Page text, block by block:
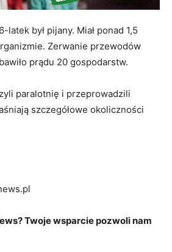
latek był pijany. Miał ponad 1,5
Zerwanie przewodów
prądu 20 gospodarstw.
paralotnię i przeprowadzili
szczegółowe okoliczności
Twoje wsparcie pozwoli nam